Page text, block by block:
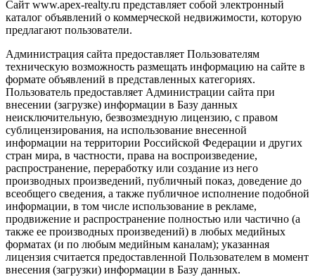
Сайт www.apex-realty.ru представляет собой электронный
каталог объявлений о коммерческой недвижимости, которую
предлагают пользователи.
Администрация сайта предоставляет Пользователям
техническую возможность размещать информацию на сайте в
формате объявлений в представленных категориях.
Пользователь предоставляет Администрации сайта при
внесении (загрузке) информации в Базу данных
неисключительную, безвозмездную лицензию, с правом
сублицензирования, на использование внесенной
информации на территории Российской Федерации и других
стран мира, в частности, права на воспроизведение,
распространение, переработку или создание из него
производных произведений, публичный показ, доведение до
всеобщего сведения, а также публичное исполнение подобной
информации, в том числе использование в рекламе,
продвижение и распространение полностью или частично (а
также ее производных произведений) в любых медийных
форматах (и по любым медийным каналам); указанная
лицензия считается предоставленной Пользователем в момент
внесения (загрузки) информации в Базу данных.